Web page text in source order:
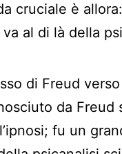
cruciale è
al di là della
di Freud
da Freud
fu un